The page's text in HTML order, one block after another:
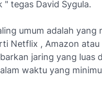
tegas David Sygula.
umum adalah yang
Netflix , Amazon atau
jaring yang luas
waktu yang